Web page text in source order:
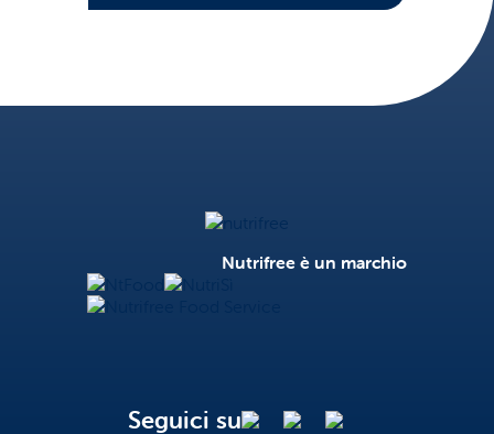
Nutrifree è un marchio
NtFood
Seguici su